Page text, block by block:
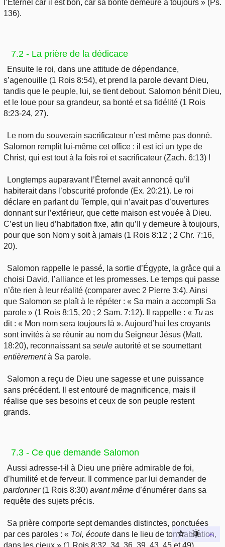
l’Éternel car il est bon, car sa bonté demeure à toujours » (Ps.
136).
7.2 - La prière de la dédicace
Ensuite le roi, dans une attitude de dépendance,
s’agenouille (1 Rois 8:54), et prend la parole devant Dieu,
tandis que le peuple, lui, se tient debout. Salomon bénit Dieu,
et le loue pour sa grandeur, sa bonté et sa fidélité (1 Rois
8:23-24, 27).
Le nom du souverain sacrificateur n’est même pas donné.
Salomon remplit lui-même cet office : il est ici un type de
Christ, qui est tout à la fois roi et sacrificateur (Zach. 6:13) !
Longtemps auparavant l’Éternel avait annoncé qu’il
habiterait dans l’obscurité profonde (Ex. 20:21). Le roi
déclare en parlant du Temple, qui n’avait pas d’ouvertures
donnant sur l’extérieur, que cette maison est vouée à Dieu.
C’est un lieu d’habitation fixe, afin qu’Il y demeure à toujours,
pour que son Nom y soit à jamais (1 Rois 8:12 ; 2 Chr. 7:16,
20).
Salomon rappelle le passé, la sortie d’Égypte, la grâce qui a
choisi David, l’alliance et les promesses. Le temps qui passe
n’ôte rien à leur réalité (comparer avec 2 Pierre 3:4). Ainsi
que Salomon se plaît à le répéter : « Sa main a accompli Sa
parole » (1 Rois 8:15, 20 ; 2 Sam. 7:12). Il rappelle : « Tu as
dit : « Mon nom sera toujours là ». Aujourd’hui les croyants
sont invités à se réunir au nom du Seigneur Jésus (Matt.
18:20), reconnaissant sa seule autorité et se soumettant
entièrementà Sa parole.
Salomon a reçu de Dieu une sagesse et une puissance
sans précédent. Il est entouré de magnificence, mais il
réalise que ses besoins et ceux de son peuple restent
grands.
7.3 - Ce que demande Salomon
Aussi adresse-t-il à Dieu une prière admirable de foi,
d’humilité et de ferveur. Il commence par lui demander de
pardonner(1 Rois 8:30) avantmême d’énumérer dans sa
requête des sujets précis.
Sa prière comporte sept demandes distinctes, ponctuées
par ces paroles : « Toi, écoute dans le lieu de ton habitation,